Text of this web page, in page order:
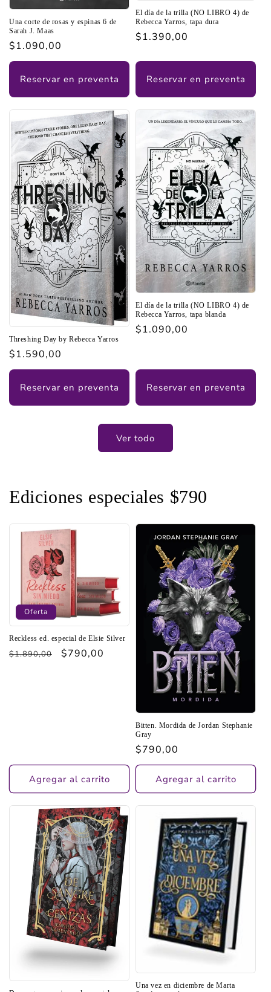
Una corte de rosas y espinas 6 de
Sarah J. Maas
Precio
habitual
$1.090,00
Reservar en preventa
El día de la trilla (NO LIBRO 4) de
Rebecca Yarros, tapa dura
Precio
$1.390,00
Reservar en preventa
Threshing Day by Rebecca Yarros
Precio
habitual
$1.590,00
Reservar en preventa
El día de la trilla (NO LIBRO 4) de
Rebecca Yarros, tapa blanda
Precio
$1.090,00
Reservar en preventa
Ver todo
Ediciones especiales $790
Oferta
Reckless ed. especial de Elsie Silver
Precio
$1.890,00
Precio
$790,00
Agregar al carrito
Bitten. Mordida de Jordan Stephanie
Gray
Precio
habitual
$790,00
Agregar al carrito
Una vez en diciembre de Marta